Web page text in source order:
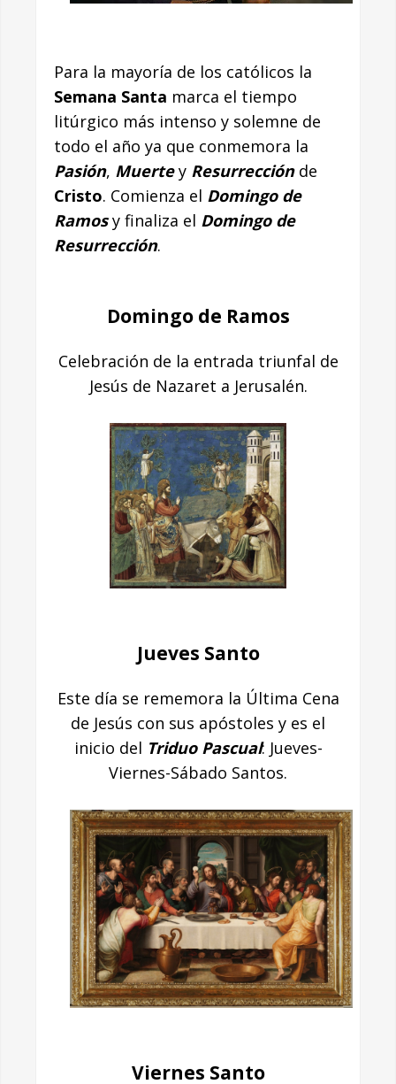
Para la mayoría de los católicos la
Semana Santa marca el tiempo
litúrgico más intenso y solemne de
todo el año ya que conmemora la
Pasión, Muertey Resurrecciónde
Cristo. Comienza el Domingo de
Ramosy finaliza el Domingo de
Resurrección.
Domingo de Ramos
Celebración de la entrada triunfal de
Jesús de Nazaret a Jerusalén.
Jueves Santo
Este día se rememora la Última Cena
de Jesús con sus apóstoles y es el
inicio del Triduo Pascual: Jueves-
Viernes-Sábado Santos.
Viernes Santo